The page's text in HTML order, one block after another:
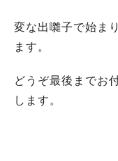
変な出囃子で始ま
ます。
どうぞ最後までお
します。